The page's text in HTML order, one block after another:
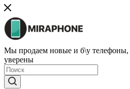
Мы продаем новые и б\у
уверены